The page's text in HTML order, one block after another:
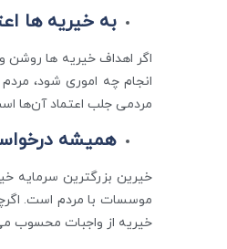
به خیریه ها
اگر اهداف خیریه ها
انجام چه اموری شود،
مردمی جلب اعتماد آن‌ها
همیشه
خیرین بزرگترین سرمایه
موسسات با مردم است.
خیریه از واجبات محسوب